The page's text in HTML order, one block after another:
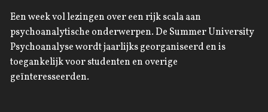
Een week vol lezingen over een rijk scala aan
psychoanalytische onderwerpen. De Summer University
Psychoanalyse wordt jaarlijks georganiseerd en is
toegankelijk voor studenten en overige
geïnteresseerden.